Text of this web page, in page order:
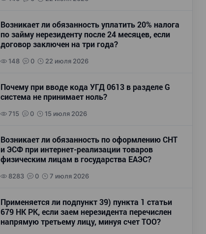
Возникает ли обязанность уплатить 20% налога
по займу нерезиденту после 24 месяцев, если
договор заключен на три года?
148 0 22 июля 2026
Почему при вводе кода УГД 0613 в разделе G
система не принимает ноль?
715 0 15 июля 2026
Возникает ли обязанность по оформлению СНТ
и ЭСФ при интернет-реализации товаров
физическим лицам в государства ЕАЭС?
8283 0 7 июля 2026
Применяется ли подпункт 39) пункта 1 статьи
679 НК РК, если заем нерезидента перечислен
напрямую третьему лицу, минуя счет ТОО?